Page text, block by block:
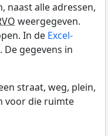
naast alle adressen,
weergegeven.
In de Excel-
gegevens in
straat, weg, plein,
voor die ruimte